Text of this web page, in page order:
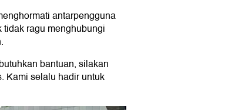
antarpengguna
ragu menghubungi
bantuan, silakan
Kami selalu hadir untuk